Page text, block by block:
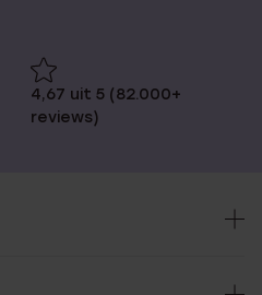
4,67 uit 5 (82.000+
reviews)